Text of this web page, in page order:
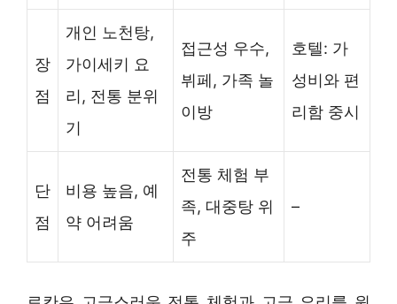
장
점
개인 노천탕,
가이세키 요
리, 전통 분위
기
접근성 우수,
뷔페, 가족 놀
이방
호텔: 가
성비와 편
리함 중시
단
점
비용 높음, 예
약 어려움
전통 체험 부
족, 대중탕 위
주
–